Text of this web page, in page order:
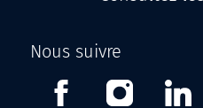
Nous suivre
Facebook Instagram